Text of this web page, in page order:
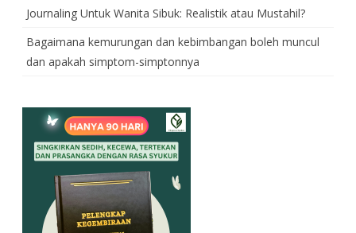
Journaling Untuk Wanita Sibuk: Realistik atau Mustahil?
Bagaimana kemurungan dan kebimbangan boleh muncul
dan apakah simptom-simptonnya